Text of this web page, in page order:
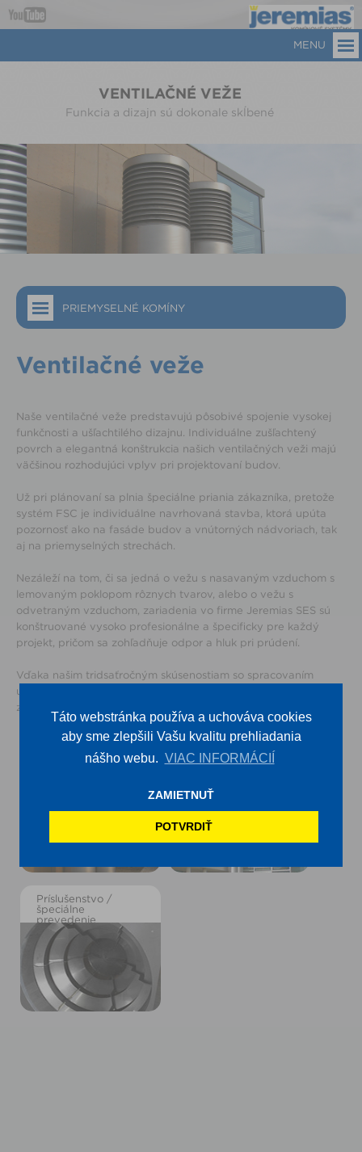
Táto webstránka používa a uchováva cookies
aby sme zlepšili Vašu kvalitu prehliadania
nášho webu. VIAC INFORMÁCIÍ
ZAMIETNUŤ
POTVRDIŤ
MENU
VENTILAČNÉ VEŽE
Funkcia a dizajn sú dokonale skĺbené
PRIEMYSELNÉ KOMÍNY
Ventilačné veže
Naše ventilačné veže predstavujú pôsobivé spojenie vysokej
funkčnosti a ušľachtilého dizajnu. Individuálne zušľachtený
povrch a elegantná konštrukcia našich ventilačných veži majú
väčšinou rozhodujúci vplyv pri projektovaní budov.
Už pri plánovaní sa plnia špeciálne priania zákazníka, pretože
systém FSC je individuálne navrhovaná stavba, ktorá upúta
pozornosť ako na fasáde budov a vnútorných nádvoriach, tak
aj na priemyselných strechách.
Nezáleží na tom, či sa jedná o vežu s nasavaným vzduchom s
lemovaným poklopom rôznych tvarov, alebo o vežu s
odvetraným vzduchom, zariadenia vo firme Jeremias SES sú
konštruované vysoko profesionálne a špecificky pre každý
projekt, pričom sa zohľadňuje odpor a hluk pri prúdení.
Vďaka našim tridsaťročným skúsenostiam so spracovaním
ušľachtilej oceli všetkých hrúbok stien môžeme našim
zákazníkom garantovať vždy prémiovú kvalitu.
Veža prívodu
Veža odvetrávania
Príslušenstvo /
špeciálne
prevedenie